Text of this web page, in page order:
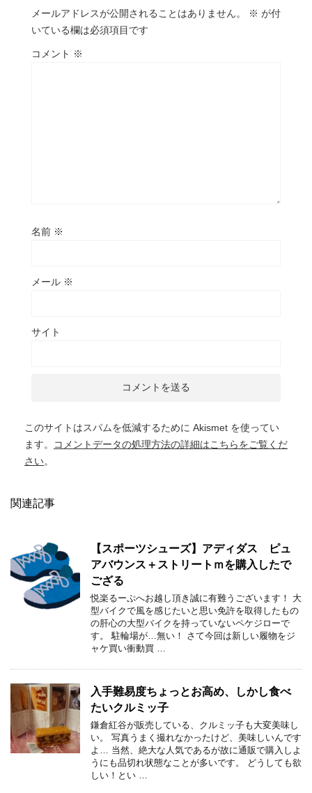
メールアドレスが公開されることはありません。 ※ が付
いている欄は必須項目です
コメント ※
名前 ※
メール ※
サイト
このサイトはスパムを低減するために Akismet を使ってい
ます。
コメントデータの処理方法の詳細はこちらをご覧くだ
さい。
関連記事
【スポーツシューズ】アディダス ピュ
アバウンス＋ストリートｍを購入したで
ござる
悦楽るーぷへお越し頂き誠に有難うございます！ 大
型バイクで風を感じたいと思い免許を取得したもの
の肝心の大型バイクを持っていないペケジローで
す。 駐輪場が…無い！ さて今回は新しい履物をジ
ャケ買い衝動買 …
入手難易度ちょっとお高め、しかし食べ
たいクルミッ子
鎌倉紅谷が販売している、クルミッ子も大変美味し
い。 写真うまく撮れなかったけど、美味しいんです
よ… 当然、絶大な人気であるが故に通販で購入しよ
うにも品切れ状態なことが多いです。 どうしても欲
しい！とい …